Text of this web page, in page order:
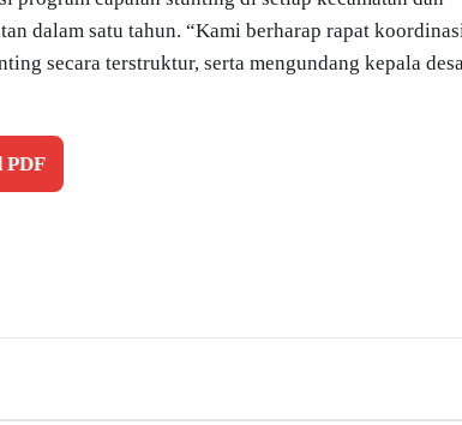
dalam satu tahun. “Kami berharap rapat
secara terstruktur, serta mengundang kepala
PDF